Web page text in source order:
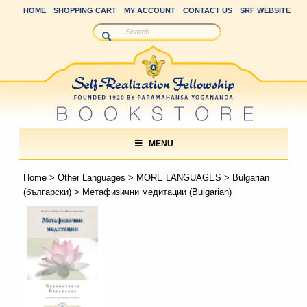
HOME SHOPPING CART MY ACCOUNT CONTACT US SRF WEBSITE
MENU
Home> Other Languages > MORE LANGUAGES > Bulgarian
(български)> Метафизични медитации (Bulgarian)